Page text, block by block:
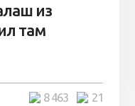
из
там
21
8 463